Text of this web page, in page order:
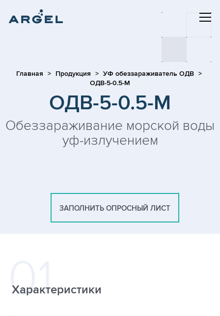
Главная Продукция
УФ обеззараживатель ОДВ
ОДВ-5-0.5-М
ОДВ-5-0.5-М
Обеззараживание морской воды
уф-излучением
ЗАПОЛНИТЬ ОПРОСНЫЙ ЛИСТ
Характеристики